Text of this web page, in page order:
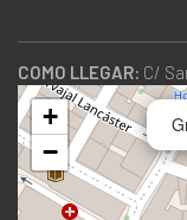
COMO LLEGAR: C/
+
−